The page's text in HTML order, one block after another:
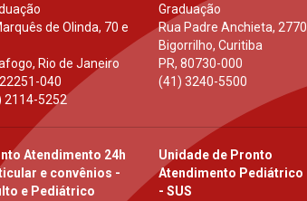
de Olinda, 70 e
Rio de Janeiro
22251-040
2114-5252
Graduação
Rua Padre Anchieta, 2770
Bigorrilho, Curitiba
PR, 80730-000
(41) 3240-5500
Atendimento 24h
e convênios -
e Pediátrico
Unidade de Pronto
Atendimento Pediátrico
- SUS